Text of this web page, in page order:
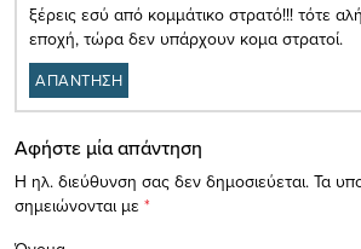
ξέρεις εσύ από κομμάτικο στρατό!!! τότε
εποχή, τώρα δεν υπάρχουν κομα στρατοί.
ΑΠΑΝΤΗΣΗ
Αφήστε μία απάντηση
Η ηλ. διεύθυνση σας δεν δημοσιεύεται. Τα
σημειώνονται με *